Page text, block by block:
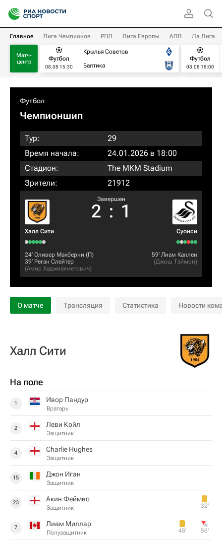
Главное Лига Чемпионов РПЛ Лига Европы АПЛ Ла Лига
Матч-
центр
Футбол
08.08 15:30
Крылья Советов
Балтика
Футбол
08.08 18:00
Футбол
Чемпионшип
Тур:
29
Время начала:
24.01.2026 в 18:00
Стадион:
The MKM Stadium
Зрители:
21912
Халл Сити
Завершен
2 : 1
Суонси
24‎’‎ Оливер Макберни (П)
39‎’‎ Реган Слейтер
(Амир Хаджиахметович)
59‎’‎ Лиам Каллен
(Джош Таймон)
О матче Трансляция Статистика Новости
Халл Сити
На поле
1 Ивор Пандур
Вратарь
2 Леви Койл
Защитник
4 Charlie Hughes
Защитник
15 Джон Иган
Защитник
23 Акин Феймво
Защитник 32‎’‎
7 Лиам Миллар
Полузащитник 48‎’‎ 56‎’‎